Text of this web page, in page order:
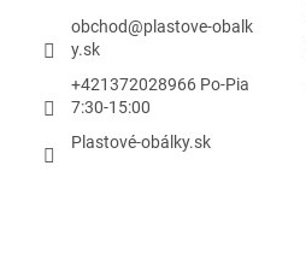
obchod@plastove-obalk
y.sk
+421372028966 Po-Pia
7:30-15:00
Plastové-obálky.sk